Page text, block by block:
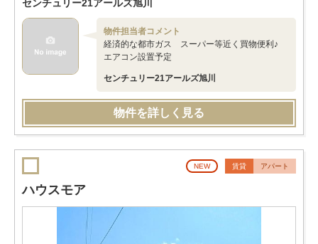
センチュリー21アールズ旭川
物件担当者コメント
経済的な都市ガス スーパー等近く買物便利♪
エアコン設置予定
センチュリー21アールズ旭川
物件を詳しく見る
NEW 賃貸 アパート
ハウスモア